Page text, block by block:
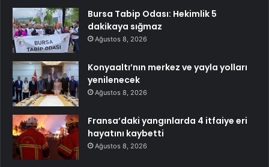
Bursa Tabip Odası: Hekimlik 5
dakikaya sığmaz
Ağustos 8, 2026
Konyaaltı’nın merkez ve yayla yolları
yenilenecek
Ağustos 8, 2026
Fransa’daki yangınlarda 4 itfaiye eri
hayatını kaybetti
Ağustos 8, 2026